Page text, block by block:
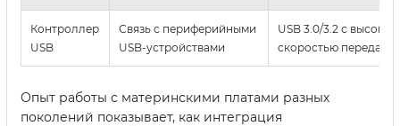
Контроллер
USB
Связь с периферийными
USB-устройствами
USB 3.0/3.2 с высокой
скоростью передачи
Опыт работы с материнскими платами разных
поколений показывает, как интеграция